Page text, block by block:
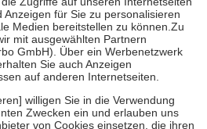
auch für Online-Apotheken.
Krankenpflege beträgt die
Kosten sowie zehn Euro je
für ihre eigene Gesundheit zu
der Familie zu unterstützen,
bei:
bis zum vollendeten 18. Lebensjahr